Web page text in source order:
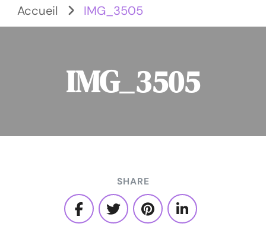
Votre panier est vide.
Accueil IMG_3505
IMG_3505
SHARE